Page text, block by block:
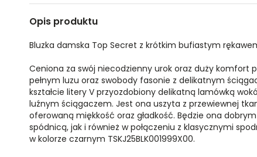
Opis produktu
Bluzka damska Top Secret z krótkim bufiastym
Ceniona za swój niecodzienny urok oraz duży komfort
pełnym luzu oraz swobody fasonie z delikatnym
kształcie litery V przyozdobiony delikatną lamówką
luźnym ściągaczem. Jest ona uszyta z przewiewnej
oferowaną miękkość oraz gładkość. Będzie ona
spódnicą, jak i również w połączeniu z klasycznymi
w kolorze czarnym TSKJ25BLK001999X00.